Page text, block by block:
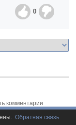
0
комментарии
Обратная связь